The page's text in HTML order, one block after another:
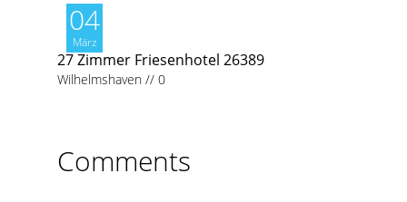
04
März
27 Zimmer Friesenhotel 26389
Wilhelmshaven // 0
Comments